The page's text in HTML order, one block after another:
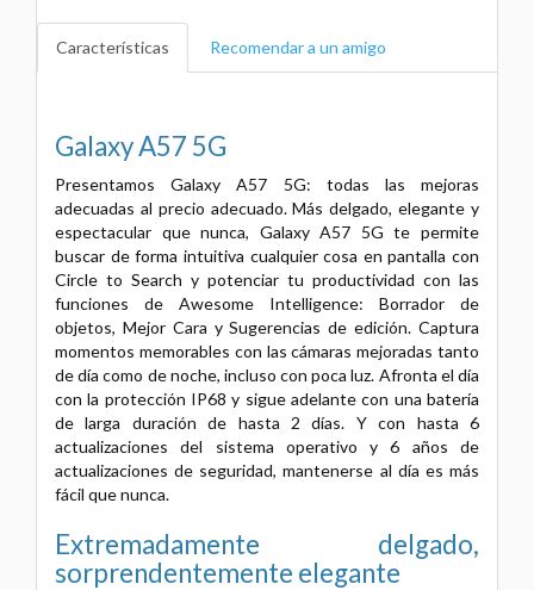
Características Recomendar a un amigo
Galaxy A57 5G
Presentamos Galaxy A57 5G: todas las mejoras
adecuadas al precio adecuado. Más delgado, elegante y
espectacular que nunca, Galaxy A57 5G te permite
buscar de forma intuitiva cualquier cosa en pantalla con
Circle to Search y potenciar tu productividad con las
funciones de Awesome Intelligence: Borrador de
objetos, Mejor Cara y Sugerencias de edición. Captura
momentos memorables con las cámaras mejoradas tanto
de día como de noche, incluso con poca luz. Afronta el día
con la protección IP68 y sigue adelante con una batería
de larga duración de hasta 2 días. Y con hasta 6
actualizaciones del sistema operativo y 6 años de
actualizaciones de seguridad, mantenerse al día es más
fácil que nunca.
Extremadamente delgado,
sorprendentemente elegante